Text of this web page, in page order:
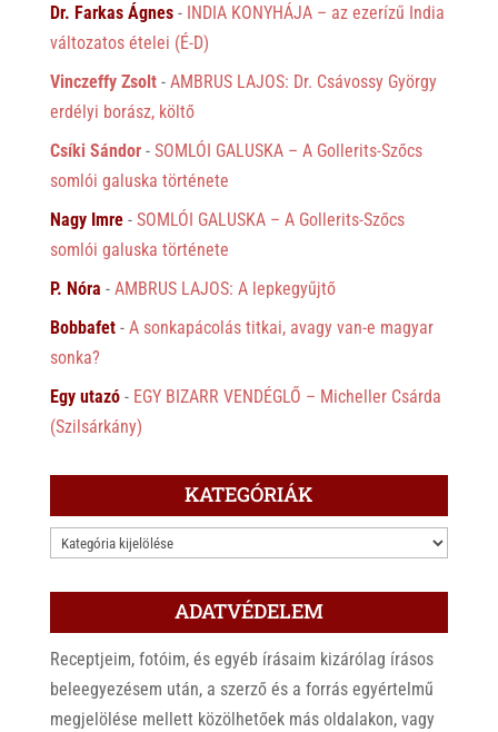
Dr. Farkas Ágnes- INDIA KONYHÁJA – az ezerízű India
változatos ételei (É-D)
Vinczeffy Zsolt- AMBRUS LAJOS: Dr. Csávossy György
erdélyi borász, költő
Csíki Sándor- SOMLÓI GALUSKA – A Gollerits-Szőcs
somlói galuska története
Nagy Imre- SOMLÓI GALUSKA – A Gollerits-Szőcs
somlói galuska története
P. Nóra - AMBRUS LAJOS: A lepkegyűjtő
Bobbafet- A sonkapácolás titkai, avagy van-e magyar
sonka?
Egy utazó- EGY BIZARR VENDÉGLŐ – Micheller Csárda
(Szilsárkány)
KATEGÓRIÁK
KATEGÓRIÁK
ADATVÉDELEM
Receptjeim, fotóim, és egyéb írásaim kizárólag írásos
beleegyezésem után, a szerző és a forrás egyértelmű
megjelölése mellett közölhetőek más oldalakon, vagy